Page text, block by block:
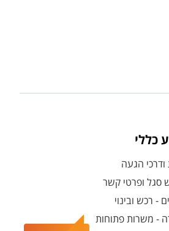
כללי
ודרכי הגעה
סגל ופרטי קשר
- רכש ובינוי
- משרות פתוחות